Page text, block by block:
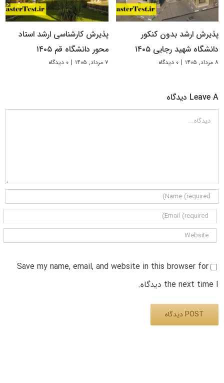
پذیرش ارشد بدون کنکور
دانشگاه شهید رجایی ۱۴۰۵
۸ مرداد, ۱۴۰۵ | ۰ دیدگاه
پذیرش کارشناسی ارشد استاد
محور دانشگاه قم ۱۴۰۵
۷ مرداد, ۱۴۰۵ | ۰ دیدگاه
Leave A دیدگاه
دیدگاه
Save my name, email, and website in this browser for
the next time I دیدگاه.